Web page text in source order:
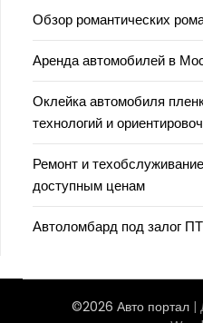
Обзор романтических
Аренда автомобилей в
Оклейка автомобиля
технологий и
Ремонт и
доступным ценам
Автоломбард под залог
©2026 Авто портал |